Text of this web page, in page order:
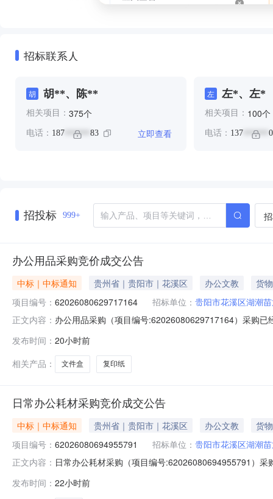
招标联系人
胡 胡**、陈**
相关项目： 375个
电话： 187 ****** 83 立即查看
左 左*、左*
相关项目： 100个
电话： 137 ******
招投标 999+
办公用品采购竞价成交公告
中标｜中标通知 贵州省｜贵阳市｜花溪区 办公文教
货物
项目编号： 62026080629717164 招标单位： 贵阳市花溪区湖潮
正文内容： 办公用品采购（项目编号:62026080629717164）采购
购单位名称：贵阳市花溪区湖潮苗族布依族乡人民政府
发布时间： 20小时前
相关产品：
文件盒 复印纸
日常办公耗材采购竞价成交公告
中标｜中标通知 贵州省｜贵阳市｜花溪区 办公文教
货物
项目编号： 62026080694955791 招标单位： 贵阳市花溪区湖潮
正文内容： 日常办公耗材采购（项目编号:62026080694955791）
位信息采购单位名称：贵阳市花溪区湖潮苗族布依族乡
发布时间： 22小时前